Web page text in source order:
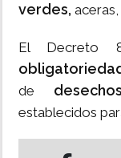
verdes,
El Decreto
de
establecidos